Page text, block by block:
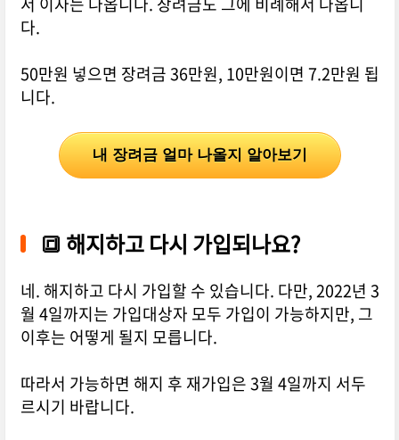
다.
50만원 넣으면 장려금 36만원, 10만원이면 7.2만원 됩
니다.
내 장려금 얼마 나올지 알아보기
🔳 해지하고 다시 가입되나요?
네. 해지하고 다시 가입할 수 있습니다. 다만, 2022년 3
월 4일까지는 가입대상자 모두 가입이 가능하지만, 그
이후는 어떻게 될지 모릅니다.
따라서 가능하면 해지 후 재가입은 3월 4일까지 서두
르시기 바랍니다.